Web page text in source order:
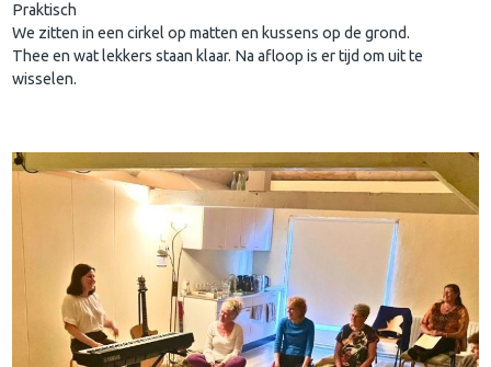
Praktisch
We zitten in een cirkel op matten en kussens op de grond.
Thee en wat lekkers staan klaar. Na afloop is er tijd om uit te
wisselen.